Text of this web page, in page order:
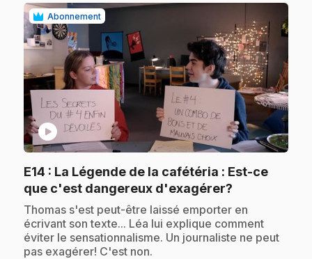
Abonnement
play_circle
E14 : La Légende de la cafétéria : Est-ce
que c'est dangereux d'exagérer?
.Thomas s'est peut-être laissé emporter en
écrivant son texte... Léa lui explique comment
éviter le sensationnalisme. Un journaliste ne peut
pas exagérer! C'est non.